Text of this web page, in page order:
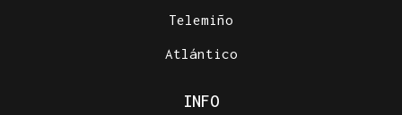
Telemiño
Atlántico
INFO